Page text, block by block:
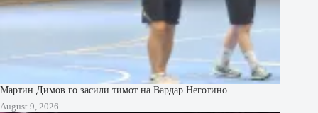
Мартин Димов го засили тимот на Вардар Неготино
August 9, 2026